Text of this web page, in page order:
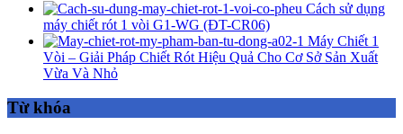
Cách sử dụng
máy chiết rót 1 vòi G1-WG (ĐT-CR06)
Máy Chiết 1
Vòi – Giải Pháp Chiết Rót Hiệu Quả Cho Cơ Sở Sản Xuất
Vừa Và Nhỏ
Từ khóa